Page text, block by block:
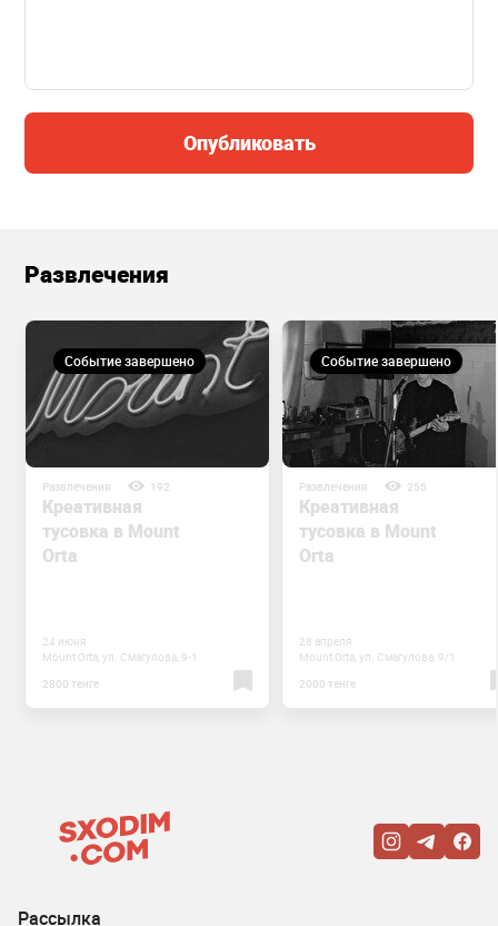
Опубликовать
Развлечения
Событие завершено
Развлечения 192
Креативная
тусовка в Mount
Orta
24 июня
Mount Orta, ул. Смагулова, 9-1
2800 тенге
Событие завершено
Развлечения 255
Креативная
тусовка в Mount
Orta
28 апреля
Mount Orta, ул. Смагулова, 9/1
2000 тенге
Рассылка